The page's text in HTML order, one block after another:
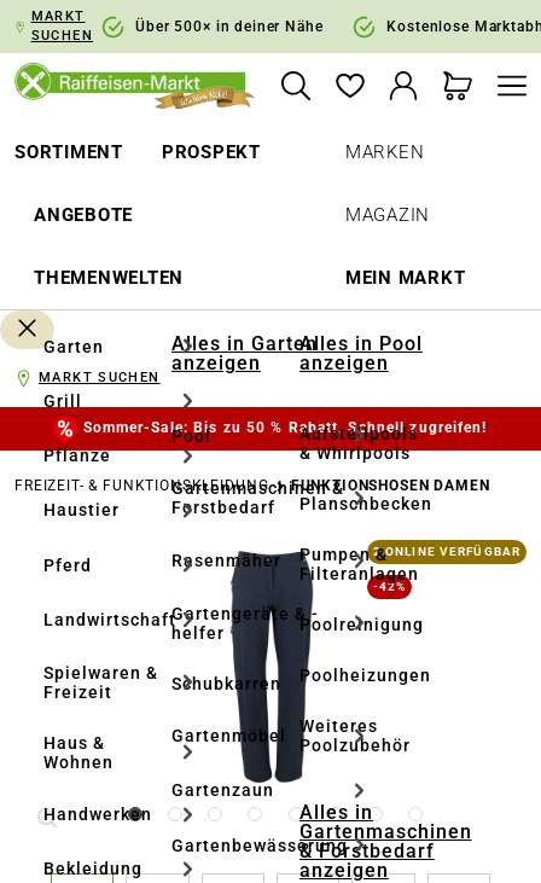
Zur Hauptnavigation springen
MARKT
SUCHEN
Über 500× in deiner Nähe Kostenlose
SORTIMENT PROSPEKT
ANGEBOTE
THEMENWELTEN
MARKEN
MAGAZIN
MEIN MARKT
Garten
Grill
Pflanze
Haustier
Pferd
Landwirtschaft
Spielwaren &
Freizeit
Haus &
Wohnen
Handwerken
Bekleidung
Alles in Garten
anzeigen
Pool
Gartenmaschinen &
Forstbedarf
Rasenmäher
Gartengeräte & -
helfer
Schubkarren
Gartenmöbel
Gartenzaun
Gartenbewässerung
Alles in Pool
anzeigen
Aufstellpools
& Whirlpools
Planschbecken
Pumpen &
Filteranlagen
Poolreinigung
Poolheizungen
Weiteres
Poolzubehör
Alles in
Gartenmaschinen
& Forstbedarf
anzeigen
MARKT SUCHEN
Sommer-Sale: Bis zu 50 % Rabatt. Schnell zugreifen!
FREIZEIT- & FUNKTIONSKLEIDUNG FUNKTIONSHOSEN DAMEN
Bildergalerie überspringen 2 ONLINE VERFÜGBAR
-42%